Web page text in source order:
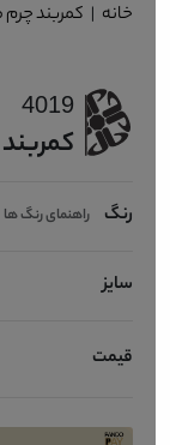
خانه | کمربند چرم
4019
کمربند
رنگ راهنمای رنگ ها
سایز
قیمت